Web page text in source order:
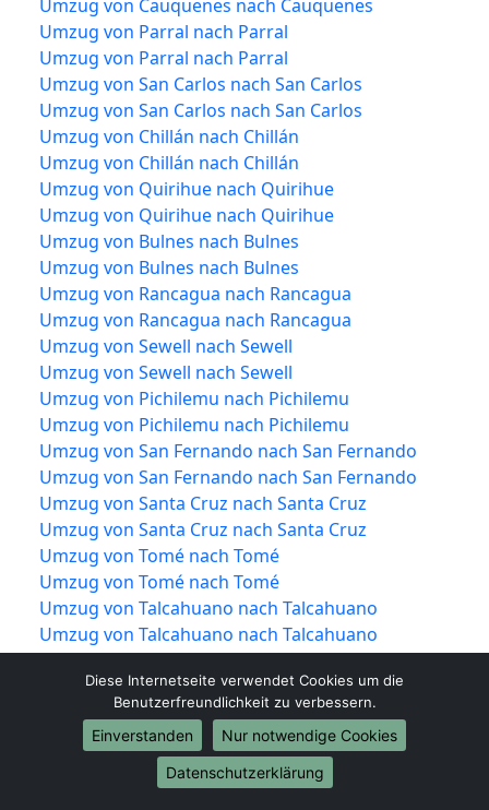
Umzug von Cauquenes nach Cauquenes
Umzug von Parral nach Parral
Umzug von Parral nach Parral
Umzug von San Carlos nach San Carlos
Umzug von San Carlos nach San Carlos
Umzug von Chillán nach Chillán
Umzug von Chillán nach Chillán
Umzug von Quirihue nach Quirihue
Umzug von Quirihue nach Quirihue
Umzug von Bulnes nach Bulnes
Umzug von Bulnes nach Bulnes
Umzug von Rancagua nach Rancagua
Umzug von Rancagua nach Rancagua
Umzug von Sewell nach Sewell
Umzug von Sewell nach Sewell
Umzug von Pichilemu nach Pichilemu
Umzug von Pichilemu nach Pichilemu
Umzug von San Fernando nach San Fernando
Umzug von San Fernando nach San Fernando
Umzug von Santa Cruz nach Santa Cruz
Umzug von Santa Cruz nach Santa Cruz
Umzug von Tomé nach Tomé
Umzug von Tomé nach Tomé
Umzug von Talcahuano nach Talcahuano
Umzug von Talcahuano nach Talcahuano
Umzug von Concepción nach Concepción
Umzug von Concepción nach Concepción
Umzug von San Pedro de la Paz nach San Pedro
de la Paz
Umzug von San Pedro de la Paz nach San Pedro
Diese Internetseite verwendet Cookies um die
Benutzerfreundlichkeit zu verbessern.
Einverstanden
Nur notwendige Cookies
Datenschutzerklärung